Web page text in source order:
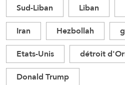
Sud-Liban Liban
Iran
Hezbollah
Etats-Unis
détroit
Donald Trump